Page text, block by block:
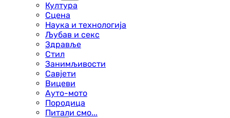
Култура
Сцена
Наука и технологија
Љубав и секс
Здравље
Стил
Занимљивости
Савјети
Вицеви
Ауто-мото
Породица
Питали смо...